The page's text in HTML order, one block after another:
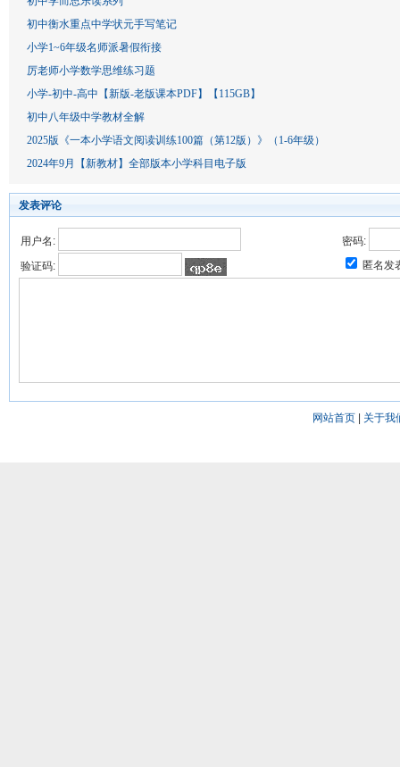
初中衡水重点中学状元手写笔记
小学1~6年级名师派暑假衔接
厉老师小学数学思维练习题
小学-初中-高中【新版-老版课本PDF】【115GB】
初中八年级中学教材全解
2025版《一本小学语文阅读训练100篇（第12版）》（1-6年级）
2024年9月【新教材】全部版本小学科目电子版
发表评论
用户名:
密码:
验证码:
匿名发
网站首页| 关于我